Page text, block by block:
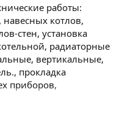
работы:
котлов,
стен, установка
радиаторные
вертикальные,
прокладка
приборов,
т. д, прокладка